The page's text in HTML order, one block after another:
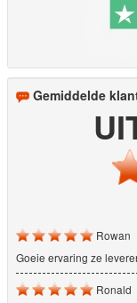
Gemiddelde
Rowan
Goeie ervaring ze
Ronald